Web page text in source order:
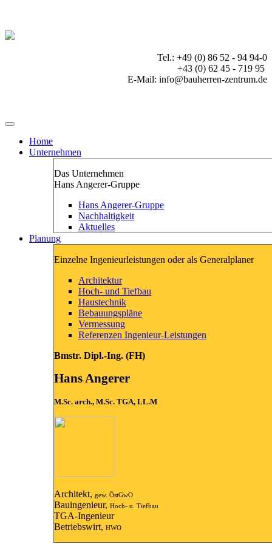
Tel.: +49 (0) 86 52 - 94 94-0
+43 (0) 62 45 - 719 95
E-Mail: info@bauherren-zentrum.de
Home
Unternehmen
Das Unternehmen
Hans Angerer-Gruppe
Hans Angerer-Gruppe
Nachhaltigkeit
Aktuelles
Planung
Einzelne Ingenieurleistungen oder als Generalplaner
Architektur
Hoch- und Tiefbau
Haustechnik
Bebauungspläne
Vermessung
Referenzen Ingenieur-Leistungen
Bmstr. Dipl.-Ing. (FH)
Hans Angerer
M.Sc. arch., M.Sc. TGA, LL.M
Architekt, gew. ÖstGwO
Bauingenieur, Hoch- u. Tiefbau
TGA-Ingenieur
Betriebswirt, HWO